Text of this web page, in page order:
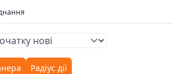
Радіус дії